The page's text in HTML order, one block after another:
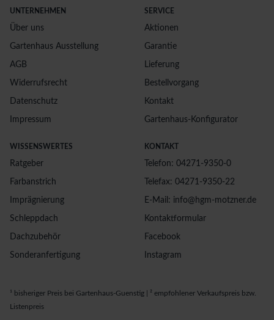
UNTERNEHMEN
Über uns
Gartenhaus Ausstellung
AGB
Widerrufsrecht
Datenschutz
Impressum
SERVICE
Aktionen
Garantie
Lieferung
Bestellvorgang
Kontakt
Gartenhaus-Konfigurator
WISSENSWERTES
Ratgeber
Farbanstrich
Imprägnierung
Schleppdach
Dachzubehör
Sonderanfertigung
KONTAKT
Telefon: 04271-9350-0
Telefax: 04271-9350-22
E-Mail: info@hgm-motzner.de
Kontaktformular
Facebook
Instagram
¹ bisheriger Preis bei Gartenhaus-Guenstig | ² empfohlener Verkaufspreis bzw.
Listenpreis